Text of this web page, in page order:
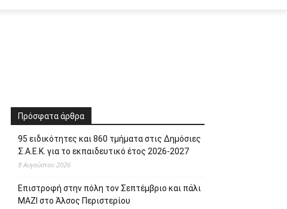
Πρόσφατα άρθρα
95 ειδικότητες και 860 τμήματα στις Δημόσιες
Σ.Α.Ε.Κ. για το εκπαιδευτικό έτος 2026-2027
8 Αυγούστου 2026
Επιστροφή στην πόλη τον Σεπτέμβριο και πάλι
ΜΑΖΙ στο Άλσος Περιστερίου